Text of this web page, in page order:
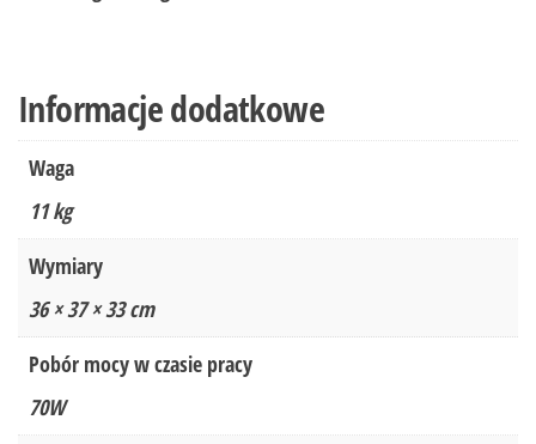
Informacje dodatkowe
Waga
11 kg
Wymiary
36 × 37 × 33 cm
Pobór mocy w czasie pracy
70W